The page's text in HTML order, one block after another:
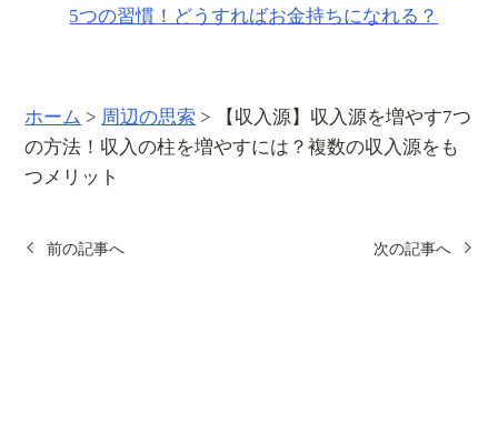
5つの習慣！どうすればお金持ちになれる？
ホーム > 周辺の思索 >
【収入源】収入源を増やす7つ
の方法！収入の柱を増やすには？複数の収入源をも
つメリット
前の記事へ 次の記事へ